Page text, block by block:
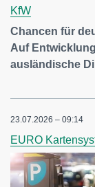
KfW
Chancen für
Auf
ausländische
23.07.2026 – 09:14
EURO